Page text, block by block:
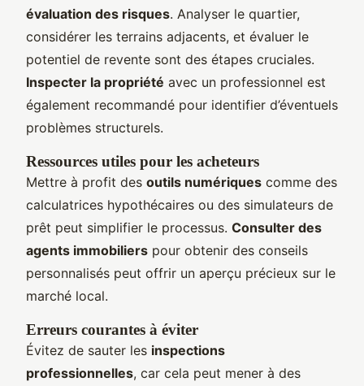
évaluation des risques. Analyser le quartier,
considérer les terrains adjacents, et évaluer le
potentiel de revente sont des étapes cruciales.
Inspecter la propriété avec un professionnel est
également recommandé pour identifier d’éventuels
problèmes structurels.
Ressources utiles pour les acheteurs
Mettre à profit des outils numériques comme des
calculatrices hypothécaires ou des simulateurs de
prêt peut simplifier le processus. Consulter des
agents immobiliers pour obtenir des conseils
personnalisés peut offrir un aperçu précieux sur le
marché local.
Erreurs courantes à éviter
Évitez de sauter les inspections
professionnelles, car cela peut mener à des